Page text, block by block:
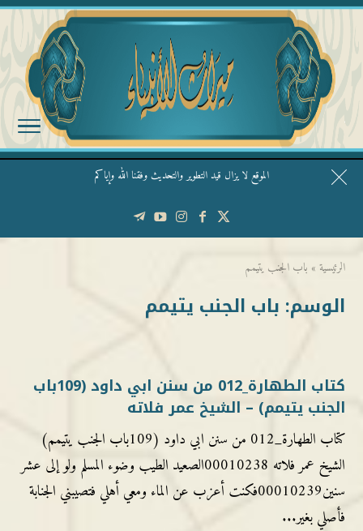
الموقع لا يزال قيد التطوير والتحديث وفقنا الله وإياكم
قال الشيخ ربيع وفقه الله: نحن ليس عندنا تقديس الأشخاص
الرئيسية » باب الجنب يتيمم
الوسم: باب الجنب يتيمم
كتاب الطهارة_012 من سنن ابي داود (109باب
الجنب يتيمم) – الشيخ عمر فلاته
كتاب الطهارة_012 من سنن ابي داود (109باب الجنب يتيمم)
الشيخ عمر فلاته 00010238الصعيد الطيب وضوء المسلم ولو إلى عشر
سنين00010239فكنت أعزب عن الماء ومعي أهلي فتصيبني الجنابة
فأصلي بغير...